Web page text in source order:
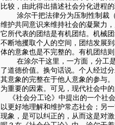
比较，由此得出描述社会分化进程
涂尔干把法律分为压制性制裁（
维护共同意识来维持社会的凝聚力
它所代表的团结是有机团结。机械
不断地攫取个人的空间，团结发展
体的意象也是不完整的。有机团结
在涂尔干这里，一方面，分工是
了道德价值。换句话说。个人经过
其意象的完整在于他人意象的参与
为重要的因素。可见，现代社会中
《社会分工论》中提出的一个社
以更好地理解和维护常态社会；另
现象，是可以纠正的，从而这是对